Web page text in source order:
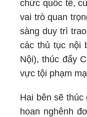
chức quốc tế,
vai trò quan
sàng duy trì
các thủ tục nội
Nội), thúc đẩy
vực tội phạm
Hai bên sẽ thúc
hoan nghênh